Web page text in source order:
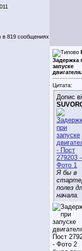
в 819 сообщениях
Задержка
запуске
двигателя.
Цитата:
Допис
Я бы в
полез
начала.